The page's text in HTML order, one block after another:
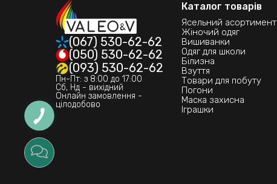
(067) 530-62-62
(050) 530-62-62
(093) 530-62-62
Пн-Пт: з 8:00 до 17:00
Сб, Нд - вихідний
Онлайн замовлення -
цілодобово
Каталог товарів
Ясельний асортимент
Жіночий одяг
Вишиванки
Одяг для школи
Білизна
Взуття
Товари для побуту
Погони
Маска захисна
Іграшки